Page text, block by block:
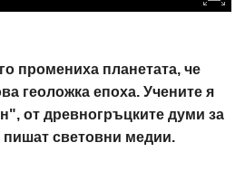
промениха планетата, че
геоложка епоха. Учените я
от древногръцките думи за
световни медии.